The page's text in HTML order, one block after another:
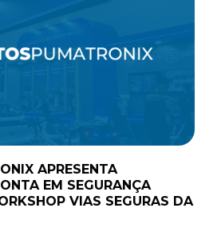
APRESENTA
EM SEGURANÇA
VIAS SEGURAS DA